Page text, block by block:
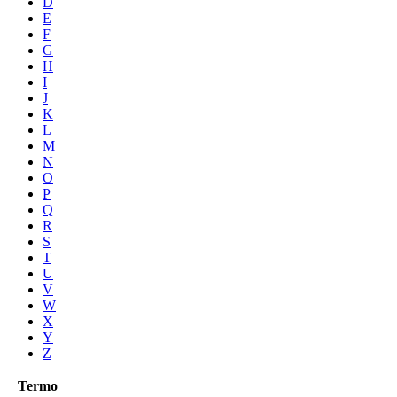
E
F
G
H
I
J
K
L
M
N
O
P
Q
R
S
T
U
V
W
X
Y
Z
Termo